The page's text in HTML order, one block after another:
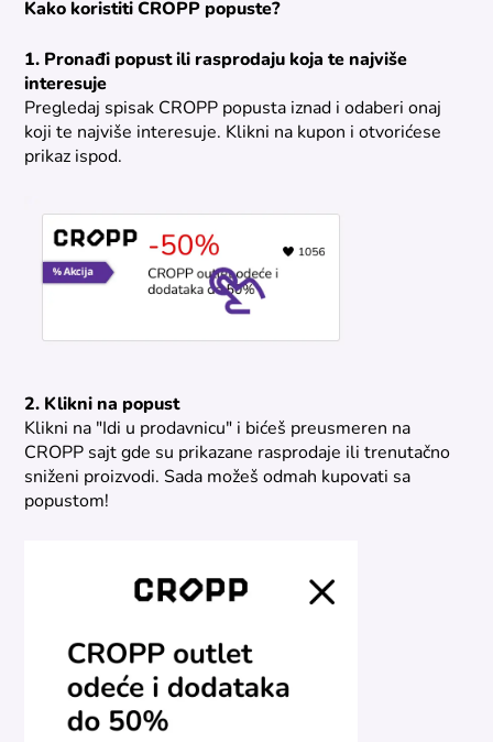
Kako koristiti CROPP popuste?
1. Pronađi popust ili rasprodaju koja te najviše
interesuje
Pregledaj spisak CROPP popusta iznad i odaberi onaj
koji te najviše interesuje. Klikni na kupon i otvorićese
prikaz ispod.
2. Klikni na popust
Klikni na "Idi u prodavnicu" i bićeš preusmeren na
CROPP sajt gde su prikazane rasprodaje ili trenutačno
sniženi proizvodi. Sada možeš odmah kupovati sa
popustom!